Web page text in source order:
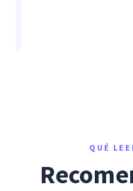
QUÉ